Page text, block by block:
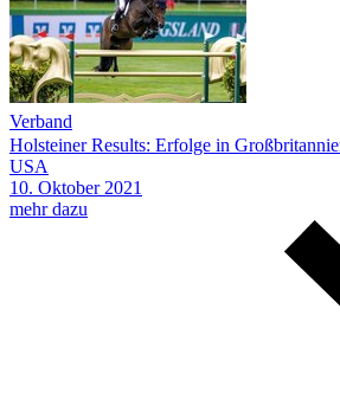
Verband
Holsteiner Results: Erfolge in
USA
10. Oktober 2021
mehr dazu